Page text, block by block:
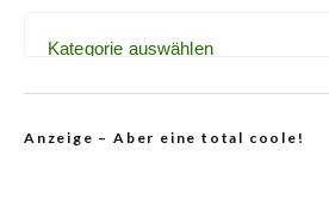
Anzeige – Aber eine total coole!